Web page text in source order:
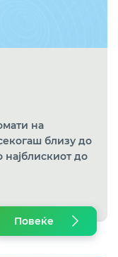
на
близу до
најблискиот до
Повеќе